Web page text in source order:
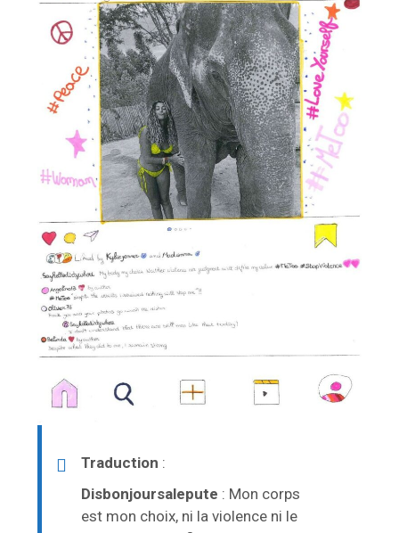
Traduction :
Disbonjoursalepute : Mon corps
est mon choix, ni la violence ni le